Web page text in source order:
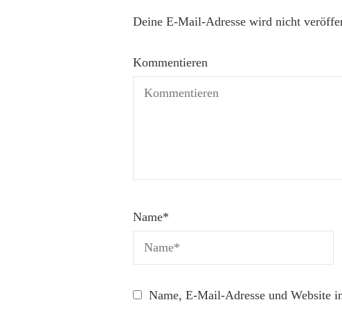
Deine E-Mail-Adresse wird nicht
Kommentieren
Name*
Name, E-Mail-Adresse und Website